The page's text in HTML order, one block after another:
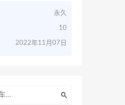
永久
10
2022年11月07日